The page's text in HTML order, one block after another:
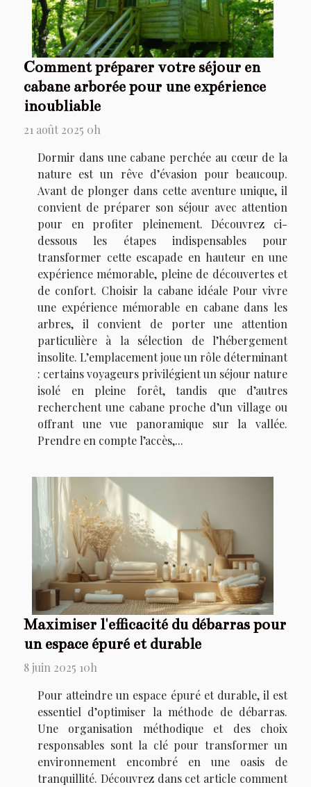
Comment préparer votre séjour en
cabane arborée pour une expérience
inoubliable
21 août 2025 0h
Dormir dans une cabane perchée au cœur de la
nature est un rêve d’évasion pour beaucoup.
Avant de plonger dans cette aventure unique, il
convient de préparer son séjour avec attention
pour en profiter pleinement. Découvrez ci-
dessous les étapes indispensables pour
transformer cette escapade en hauteur en une
expérience mémorable, pleine de découvertes et
de confort. Choisir la cabane idéale Pour vivre
une expérience mémorable en cabane dans les
arbres, il convient de porter une attention
particulière à la sélection de l’hébergement
insolite. L’emplacement joue un rôle déterminant
: certains voyageurs privilégient un séjour nature
isolé en pleine forêt, tandis que d’autres
recherchent une cabane proche d’un village ou
offrant une vue panoramique sur la vallée.
Prendre en compte l’accès,...
Maximiser l'efficacité du débarras pour
un espace épuré et durable
8 juin 2025 10h
Pour atteindre un espace épuré et durable, il est
essentiel d’optimiser la méthode de débarras.
Une organisation méthodique et des choix
responsables sont la clé pour transformer un
environnement encombré en une oasis de
tranquillité. Découvrez dans cet article comment